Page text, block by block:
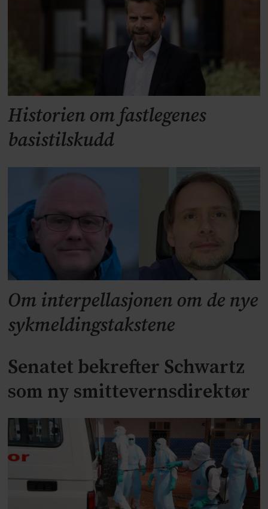
Historien om fastlegenes
basistilskudd
Om interpellasjonen om de nye
sykmeldingstakstene
Senatet bekrefter Schwartz
som ny smittevernsdirektør